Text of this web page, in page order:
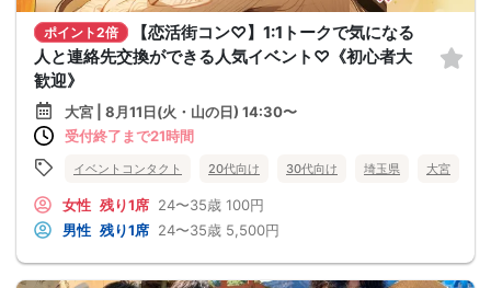
ポイント2倍
【恋活街コン♡】1:1トークで気になる
人と連絡先交換ができる人気イベント♡《初心者大
歓迎》
大宮 | 8月11日(火・山の日) 14:30〜
受付終了まで21時間
イベントコンタクト 20代向け 30代向け 埼玉県 大宮
女性 残り1席 24〜35歳 100円
男性 残り1席 24〜35歳 5,500円